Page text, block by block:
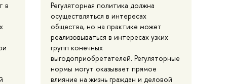
в
Регуляторная политика должна
осуществляться в интересах
общества, но на практике может
реализовываться в интересах узких
групп конечных
выгодоприобретателей. Регуляторные
нормы могут оказывает прямое
влияние на жизнь граждан и деловой